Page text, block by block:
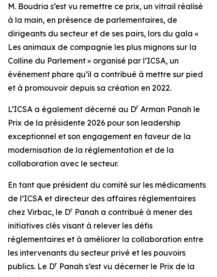
M. Boudria s’est vu remettre ce prix, un vitrail réalisé
à la main, en présence de parlementaires, de
dirigeants du secteur et de ses pairs, lors du gala «
Les animaux de compagnie les plus mignons sur la
Colline du Parlement » organisé par l’ICSA, un
événement phare qu’il a contribué à mettre sur pied
et à promouvoir depuis sa création en 2022.
L’ICSA a également décerné au Dr Arman Panah le
Prix de la présidente 2026 pour son leadership
exceptionnel et son engagement en faveur de la
modernisation de la réglementation et de la
collaboration avec le secteur.
En tant que président du comité sur les médicaments
de l’ICSA et directeur des affaires réglementaires
chez Virbac, le Dr Panah a contribué à mener des
initiatives clés visant à relever les défis
réglementaires et à améliorer la collaboration entre
les intervenants du secteur privé et les pouvoirs
publics. Le Dr Panah s’est vu décerner le Prix de la